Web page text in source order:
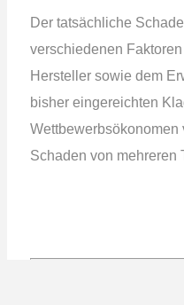
Der tatsächliche
verschiedenen
Hersteller sowie dem
bisher eingereichten
Schaden von mehreren